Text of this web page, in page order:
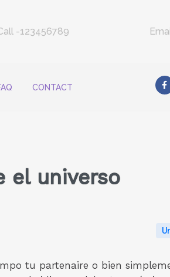
-123456789
CONTACT
el universo
tu partenaire o bien